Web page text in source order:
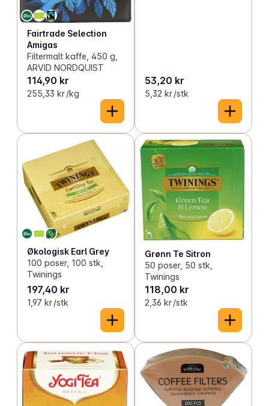
Fairtrade Selection
Amigas
Filtermalt kaffe, 450 g,
ARVID NORDQUIST
114,90 kr
255,33 kr /kg
53,20 kr
5,32 kr /stk
Økologisk Earl Grey
100 poser, 100 stk,
Twinings
197,40 kr
1,97 kr /stk
Grønn Te Sitron
50 poser, 50 stk,
Twinings
118,00 kr
2,36 kr /stk